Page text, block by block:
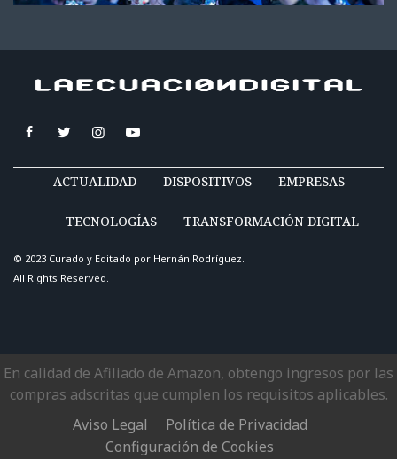
ACTUALIDAD DISPOSITIVOS EMPRESAS
TECNOLOGÍAS TRANSFORMACIÓN DIGITAL
© 2023 Curado y Editado por Hernán Rodríguez.
All Rights Reserved.
En calidad de Afiliado de Amazon, obtengo ingresos por las
compras adscritas que cumplen los requisitos aplicables.
Aviso Legal
Política de Privacidad
Configuración de Cookies